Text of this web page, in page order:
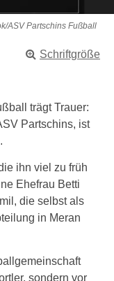
ASV Partschins Fußball
Schriftgröße
trägt Trauer:
Partschins, ist
ihn viel zu früh
Ehefrau Betti
die selbst als
in Meran
sondern vor